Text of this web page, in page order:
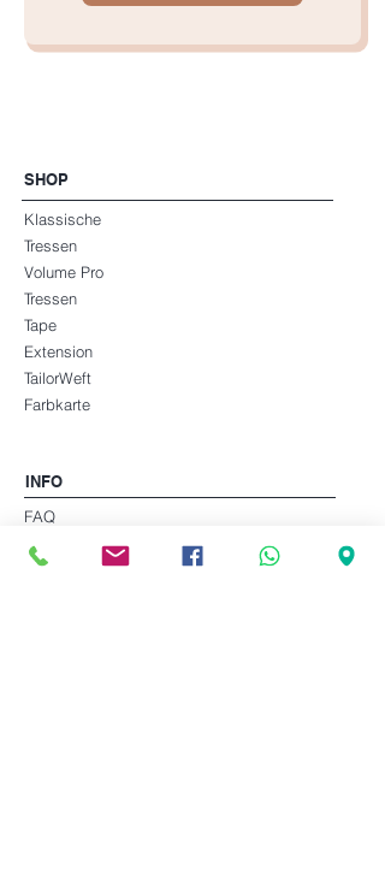
SHOP
Klassische
Tressen
Volume Pro
Tressen
Tape
Extension
TailorWeft
Farbkarte
INFO
FAQ
Zahlung und Versand
Pflegeanleitung